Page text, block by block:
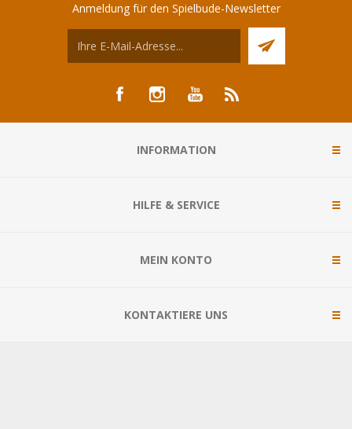
Anmeldung für den Spielbude-Newsletter
INFORMATION
HILFE & SERVICE
MEIN KONTO
KONTAKTIERE UNS